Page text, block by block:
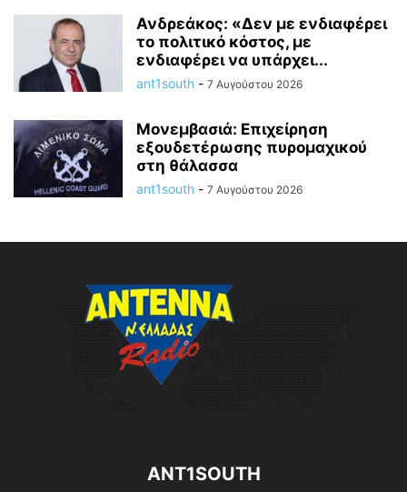
Ανδρεάκος: «Δεν με ενδιαφέρει
το πολιτικό κόστος, με
ενδιαφέρει να υπάρχει...
ant1south - 7 Αυγούστου 2026
Μονεμβασιά: Επιχείρηση
εξουδετέρωσης πυρομαχικού
στη θάλασσα
ant1south - 7 Αυγούστου 2026
ANT1SOUTH